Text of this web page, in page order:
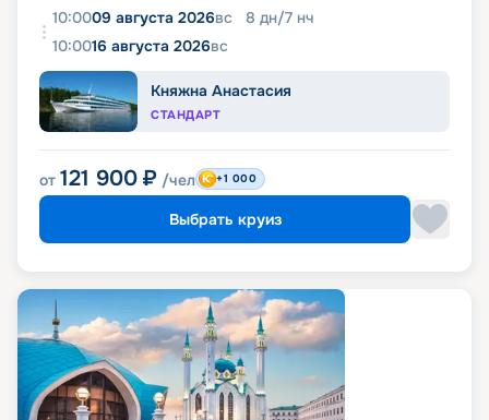
10:0009 августа 2026вс 8 дн/7 нч
10:0016 августа 2026вс
Княжна Анастасия
СТАНДАРТ
от 121 900 ₽ /чел +1 000
Выбрать круиз